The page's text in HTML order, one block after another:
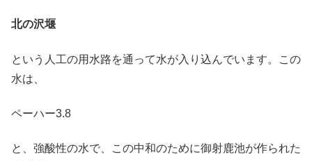
北の沢堰
という人工の用水路を通って水が入り込んでいます。この
水は、
ペーハー3.8
と、強酸性の水で、この中和のために御射鹿池が作られた